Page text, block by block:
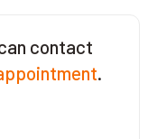
contact
.